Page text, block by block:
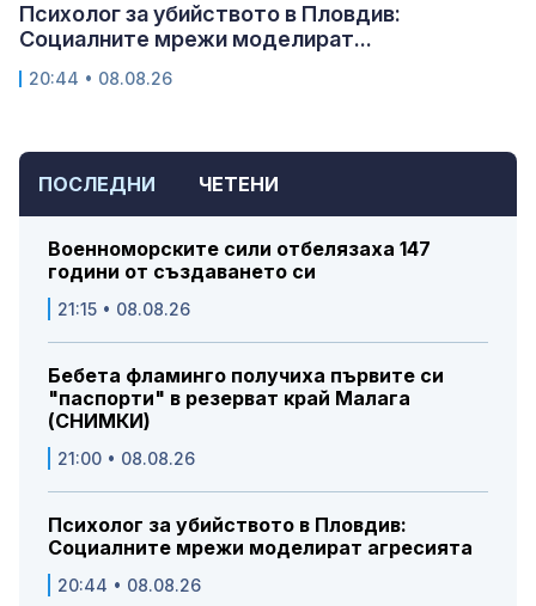
ПОСЛЕДНИ ЧЕТЕНИ
Военноморските сили отбелязаха 147
години от създаването си
21:15 • 08.08.26
Бебета фламинго получиха първите си
"паспорти" в резерват край Малага
(СНИМКИ)
21:00 • 08.08.26
Психолог за убийството в Пловдив:
Социалните мрежи моделират агресията
20:44 • 08.08.26
Психолог за убийството в Пловдив:
Социалните мрежи моделират...
20:44 • 08.08.26